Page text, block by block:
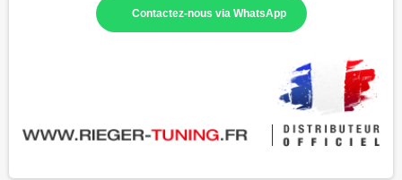
Contactez-nous via WhatsApp